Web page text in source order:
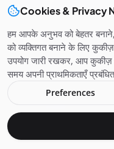
inbox. Sign up for our
Cookies & Privacy
हम आपके अनुभव को बेहतर
को व्यक्तिगत बनाने के लिए
उपयोग जारी रखकर, आप कुकीज़
समय अपनी प्राथमिकताएँ
Preferences